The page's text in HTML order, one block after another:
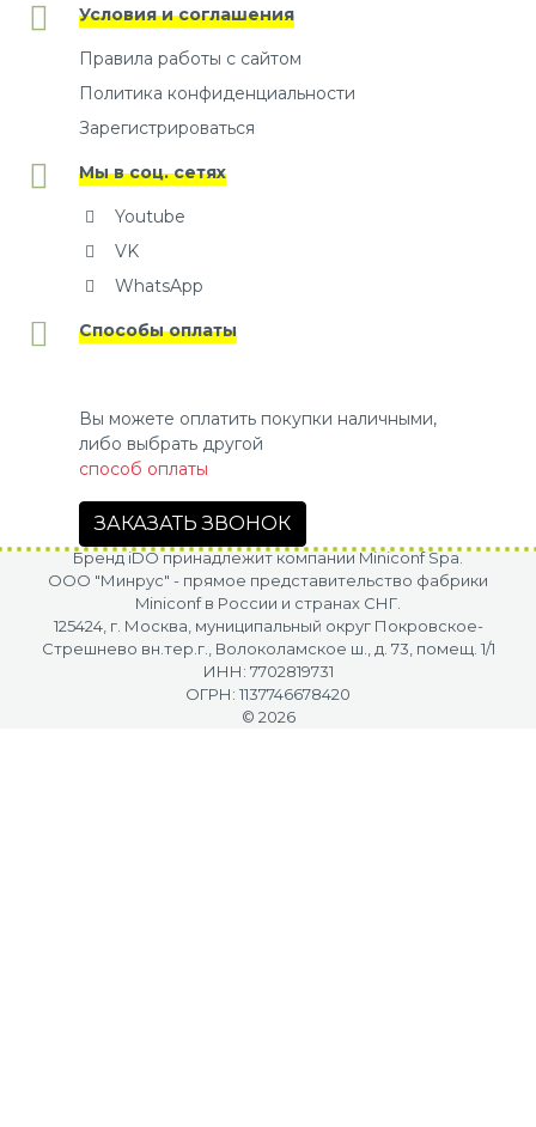
Условия и соглашения
Правила работы с сайтом
Политика конфиденциальности
Зарегистрироваться
Мы в соц. сетях
Youtube
VK
WhatsApp
Способы оплаты
Вы можете оплатить покупки наличными,
либо выбрать другой
способ оплаты
ЗАКАЗАТЬ ЗВОНОК
Бренд iDO принадлежит компании Miniconf Spa.
OOO "Минрус" - прямое представительство фабрики
Miniconf в России и странах СНГ.
125424, г. Москва, муниципальный округ Покровское-
Стрешнево вн.тер.г., Волоколамское ш., д. 73, помещ. 1/1
ИНН: 7702819731
ОГРН: 1137746678420
© 2026